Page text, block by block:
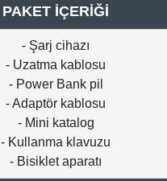
PAKET İÇERİĞİ
- Şarj cihazı
- Uzatma kablosu
- Power Bank pil
- Adaptör kablosu
- Mini katalog
- Kullanma klavuzu
- Bisiklet aparatı